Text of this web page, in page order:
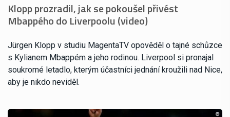
Klopp prozradil, jak se pokoušel přivést
Mbappého do Liverpoolu (video)
Jürgen Klopp v studiu MagentaTV opověděl o tajné schůzce
s Kylianem Mbappém a jeho rodinou. Liverpool si pronajal
soukromé letadlo, kterým účastníci jednání kroužili nad Nice,
aby je nikdo neviděl.